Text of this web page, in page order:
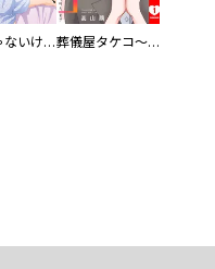
好きじゃないけど、抱いてください【電子単行本版／特典おまけ付き】 葬儀屋タケコ～あなたの最期、叶えます【電子単行本版】